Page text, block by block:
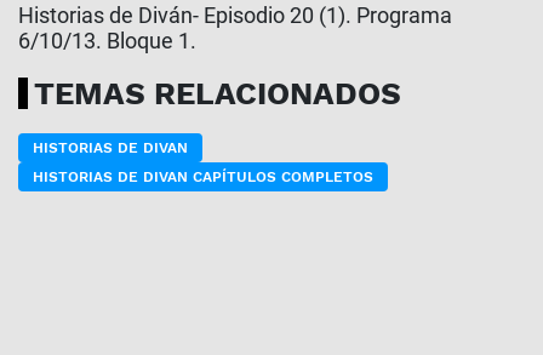
Historias de Diván- Episodio 20 (1). Programa
6/10/13. Bloque 1.
TEMAS RELACIONADOS
HISTORIAS DE DIVAN
HISTORIAS DE DIVAN CAPÍTULOS COMPLETOS